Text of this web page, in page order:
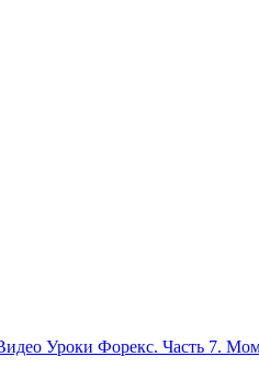
Уроки Форекс. Часть 7.